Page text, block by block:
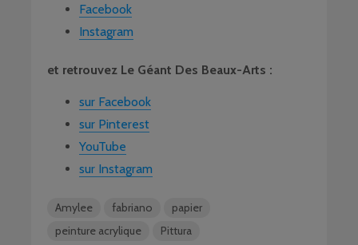
Facebook
Instagram
et retrouvez Le Géant Des Beaux-Arts :
sur Facebook
sur Pinterest
YouTube
sur Instagram
Amylee fabriano
papier
peinture acrylique
Pittura